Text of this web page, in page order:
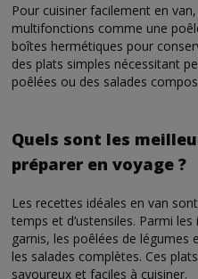
Pour cuisiner facilement en
multifonctions comme une
boîtes hermétiques pour
des plats simples nécessitant
poêlées ou des salades
Quels sont les
préparer en voyage ?
Les recettes idéales en van
temps et d’ustensiles. Parmi
garnis, les poêlées de
les salades complètes. Ces
savoureux et faciles à cuisiner.